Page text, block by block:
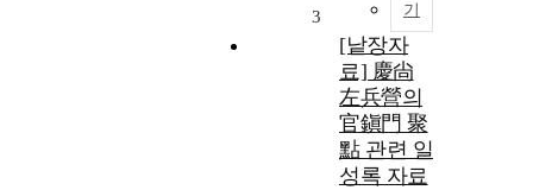
기
3
[낱장자
료] 慶尙
左兵營의
官鎭門 聚
點 관련 일
성록 자료